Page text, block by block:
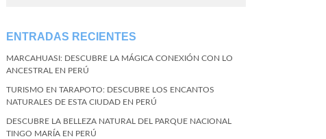
ENTRADAS RECIENTES
MARCAHUASI: DESCUBRE LA MÁGICA CONEXIÓN CON LO
ANCESTRAL EN PERÚ
TURISMO EN TARAPOTO: DESCUBRE LOS ENCANTOS
NATURALES DE ESTA CIUDAD EN PERÚ
DESCUBRE LA BELLEZA NATURAL DEL PARQUE NACIONAL
TINGO MARÍA EN PERÚ